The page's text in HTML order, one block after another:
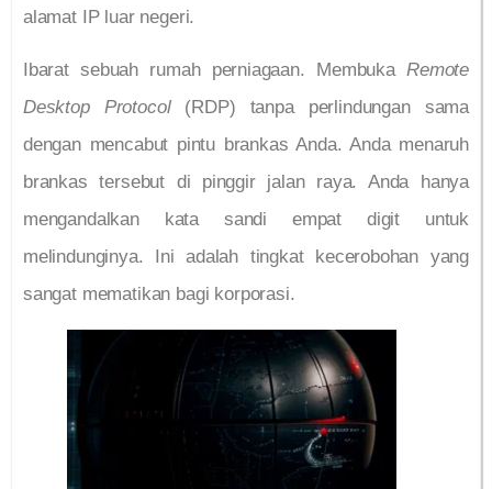
alamat IP luar negeri.
Ibarat sebuah rumah perniagaan. MembukaRemote
Desktop Protocol(RDP) tanpa perlindungan sama
dengan mencabut pintu brankas Anda. Anda menaruh
brankas tersebut di pinggir jalan raya. Anda hanya
mengandalkan kata sandi empat digit untuk
melindunginya. Ini adalah tingkat kecerobohan yang
sangat mematikan bagi korporasi.